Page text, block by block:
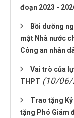
đoạn 2023 -
Bồi dưỡng
mật Nhà nước
Công an nhân
Vai trò của
THPT (10/06/
Trao tặng Kỷ
tặng Phó Giám